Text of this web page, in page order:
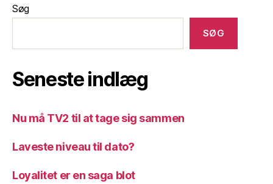
Søg
SØG
Seneste indlæg
Nu må TV2 til at tage sig sammen
Laveste niveau til dato?
Loyalitet er en saga blot